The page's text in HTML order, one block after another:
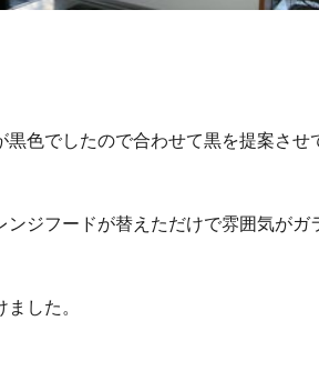
黒色でしたので合わせて黒を提案させ
ンジフードが替えただけで雰囲気が
した。